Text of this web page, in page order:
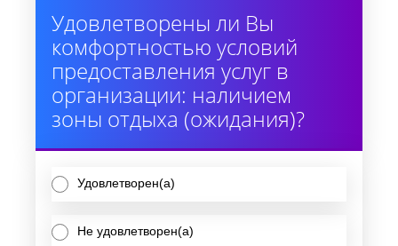
Удовлетворены ли Вы
комфортностью условий
предоставления услуг в
организации: наличием
зоны отдыха (ожидания)?
Удовлетворен(а)
Не удовлетворен(а)